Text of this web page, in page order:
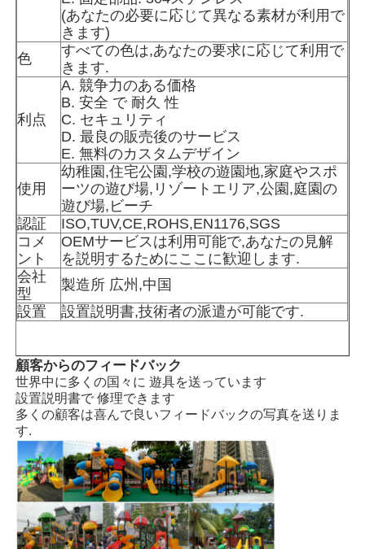
ニュース
事例
引金 を 求め て ください
公園の遊び場設計
ウォーターパーク設計
屋外遊び場
子ども は スイング で スライド する
小さな遊び場
子供の滑り台
オーダーメイド 水スライド
(あなたの必要に応じて異なる素材が利用で
きます)
色
すべての色は,あなたの要求に応じて利用で
きます.
利点
A. 競争力のある価格
B. 安全 で 耐久 性
C. セキュリティ
D. 最良の販売後のサービス
E. 無料のカスタムデザイン
使用
幼稚園,住宅公園,学校の遊園地,家庭やスポ
ーツの遊び場,リゾートエリア,公園,庭園の
遊び場,ビーチ
認証
ISO,TUV,CE,ROHS,EN1176,SGS
コメ
ント
OEMサービスは利用可能で,あなたの見解
を説明するためにここに歓迎します.
会社
型
製造所 広州,中国
設置
設置説明書,技術者の派遣が可能です.
顧客からのフィードバック
世界中に多くの国々に 遊具を送っています
設置説明書で 修理できます
多くの顧客は喜んで良いフィードバックの写真を送りま
す.